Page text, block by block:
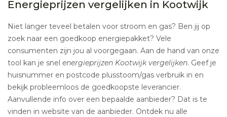
Energieprijzen vergelijken in Kootwijk
Niet langer teveel betalen voor stroom en gas? Ben jij op
zoek naar een goedkoop energiepakket? Vele
consumenten zijn jou al voorgegaan. Aan de hand van onze
tool kan je snel energieprijzen Kootwijk vergelijken. Geef je
huisnummer en postcode plusstoom/gas verbruik in en
bekijk probleemloos de goedkoopste leverancier.
Aanvullende info over een bepaalde aanbieder? Dat is te
vinden in website van de aanbieder. Ontdek nu alle